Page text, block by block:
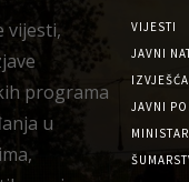
vijesti,
programa
u
VIJESTI
JAVNI
JAVNI